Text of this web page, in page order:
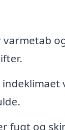
varmetab
fugt og